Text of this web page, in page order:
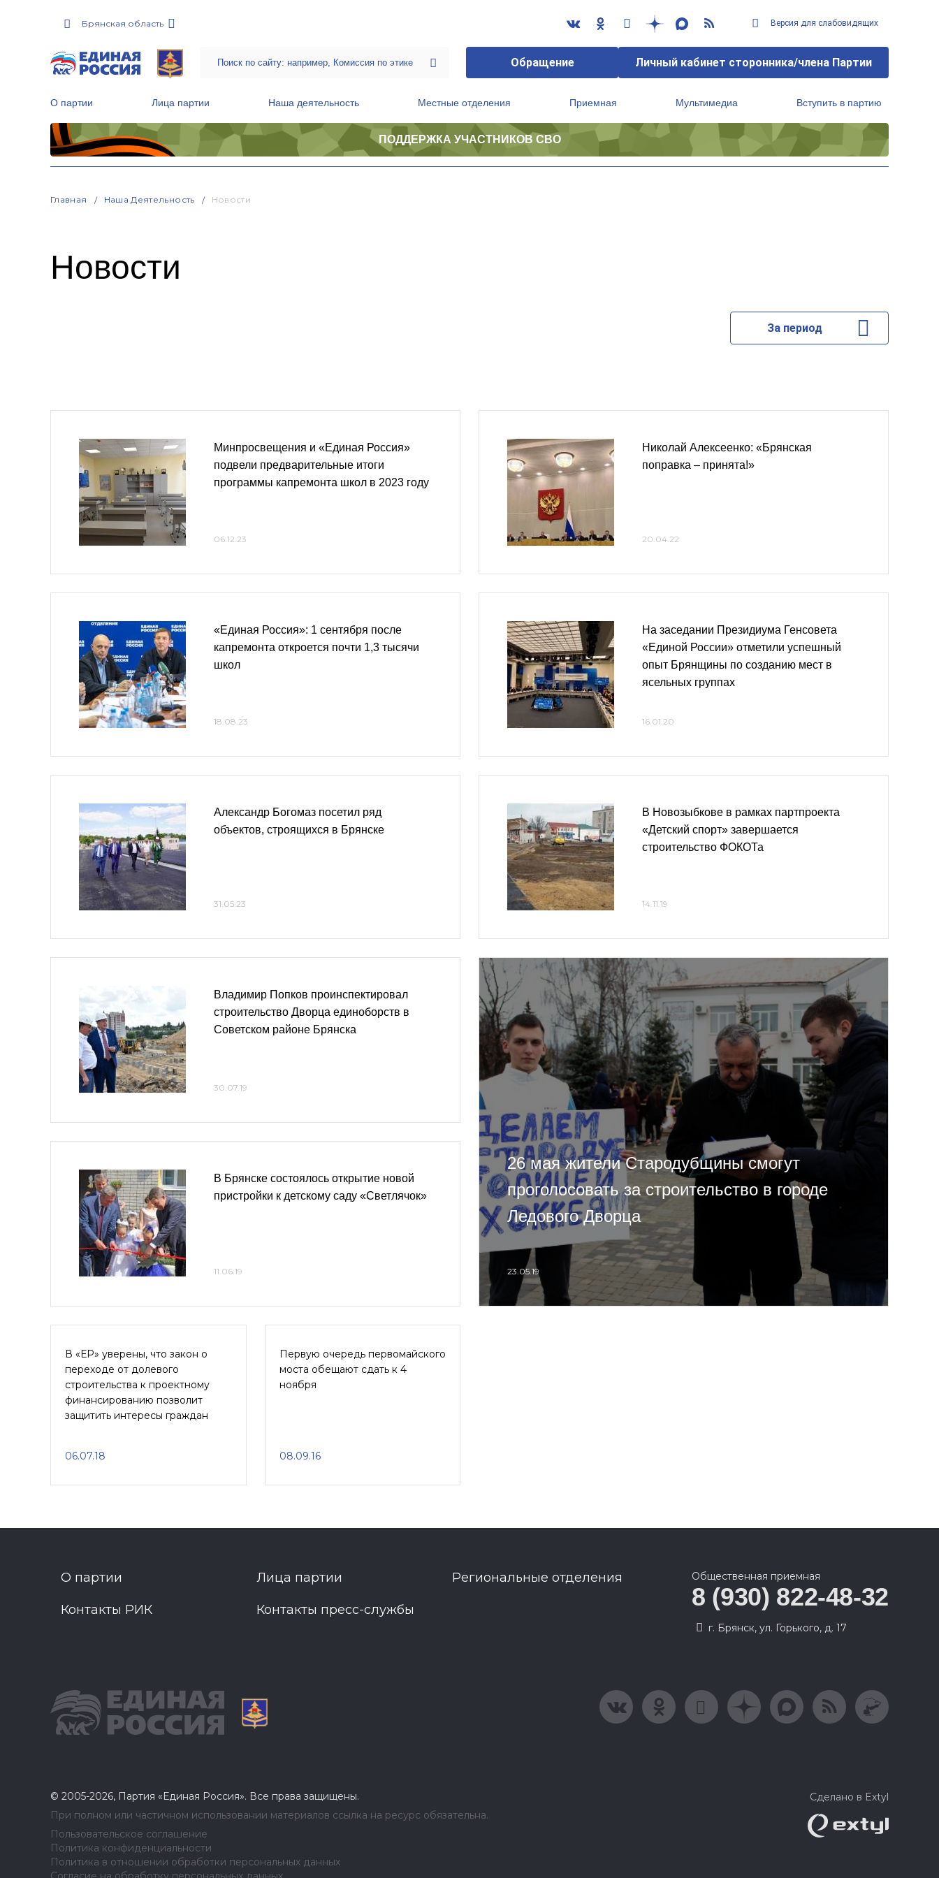
Брянская область Версия для слабовидящих
Обращение Личный кабинет сторонника/члена Партии
О партии Лица партии Наша деятельность Местные отделения Приемная Мультимедиа Вступить в партию
ПОДДЕРЖКА УЧАСТНИКОВ СВО
Главная Наша Деятельность Новости
Новости
За период
Минпросвещения и «Единая Россия»
подвели предварительные итоги
программы капремонта школ в 2023 году
06.12.23
«Единая Россия»: 1 сентября после
капремонта откроется почти 1,3 тысячи
школ
18.08.23
Александр Богомаз посетил ряд
объектов, строящихся в Брянске
31.05.23
Николай Алексеенко: «Брянская
поправка – принята!»
20.04.22
На заседании Президиума Генсовета
«Единой России» отметили успешный
опыт Брянщины по созданию мест в
ясельных группах
16.01.20
В Новозыбкове в рамках партпроекта
«Детский спорт» завершается
строительство ФОКОТа
14.11.19
Владимир Попков проинспектировал
строительство Дворца единоборств в
Советском районе Брянска
30.07.19
В Брянске состоялось открытие новой
пристройки к детскому саду «Светлячок»
11.06.19
26 мая жители Стародубщины смогут
проголосовать за строительство в городе
Ледового Дворца
23.05.19
В «ЕР» уверены, что закон о
переходе от долевого
строительства к проектному
финансированию позволит
защитить интересы граждан
06.07.18
Первую очередь первомайского
моста обещают сдать к 4
ноября
08.09.16
О партии Лица партии Региональные отделения
Контакты РИК Контакты пресс-службы
Общественная приемная
8 (930) 822-48-32
г. Брянск, ул. Горького, д. 17
© 2005-2026, Партия «Единая Россия». Все права защищены.
При полном или частичном использовании материалов ссылка на ресурс обязательна.
Пользовательское соглашение
Политика конфиденциальности
Политика в отношении обработки персональных данных
Сделано в Extyl